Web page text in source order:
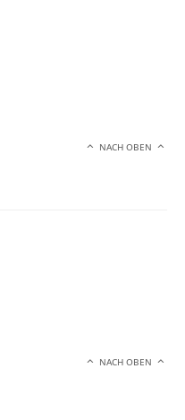
NACH OBEN
NACH OBEN